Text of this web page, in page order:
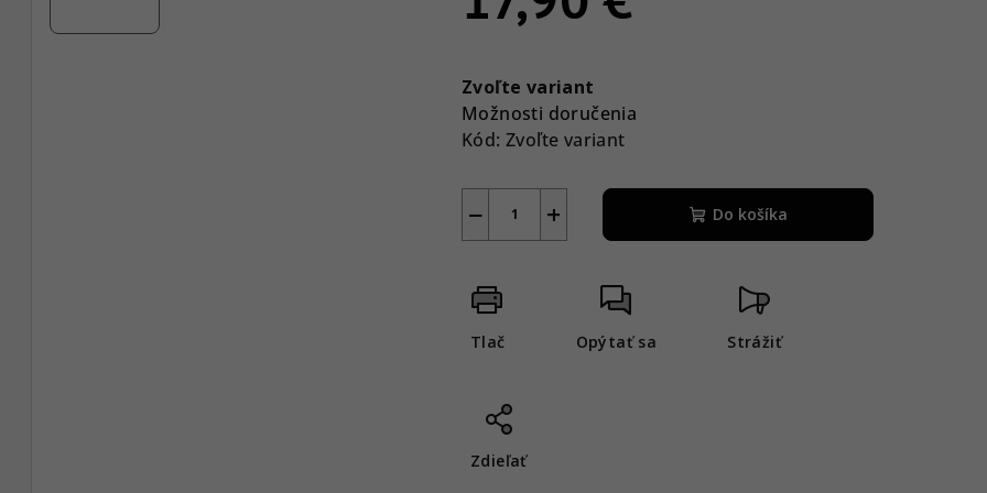
cena:
Zvoľte variant
Možnosti doručenia
Kód: Zvoľte variant
+
− Do košíka
Tlač Opýtať sa Strážiť
Zdieľať